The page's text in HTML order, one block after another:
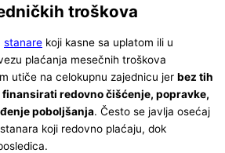
troškova
stanare koji kasne sa uplatom ili u
plaćanja mesečnih troškova
utiče na celokupnu zajednicu jer bez tih
redovno čišćenje, popravke,
poboljšanja. Često se javlja osećaj
koji redovno plaćaju, dok